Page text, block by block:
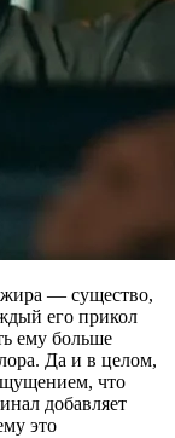
— существо,
его прикол
ему больше
Да и в целом,
что
добавляет
это